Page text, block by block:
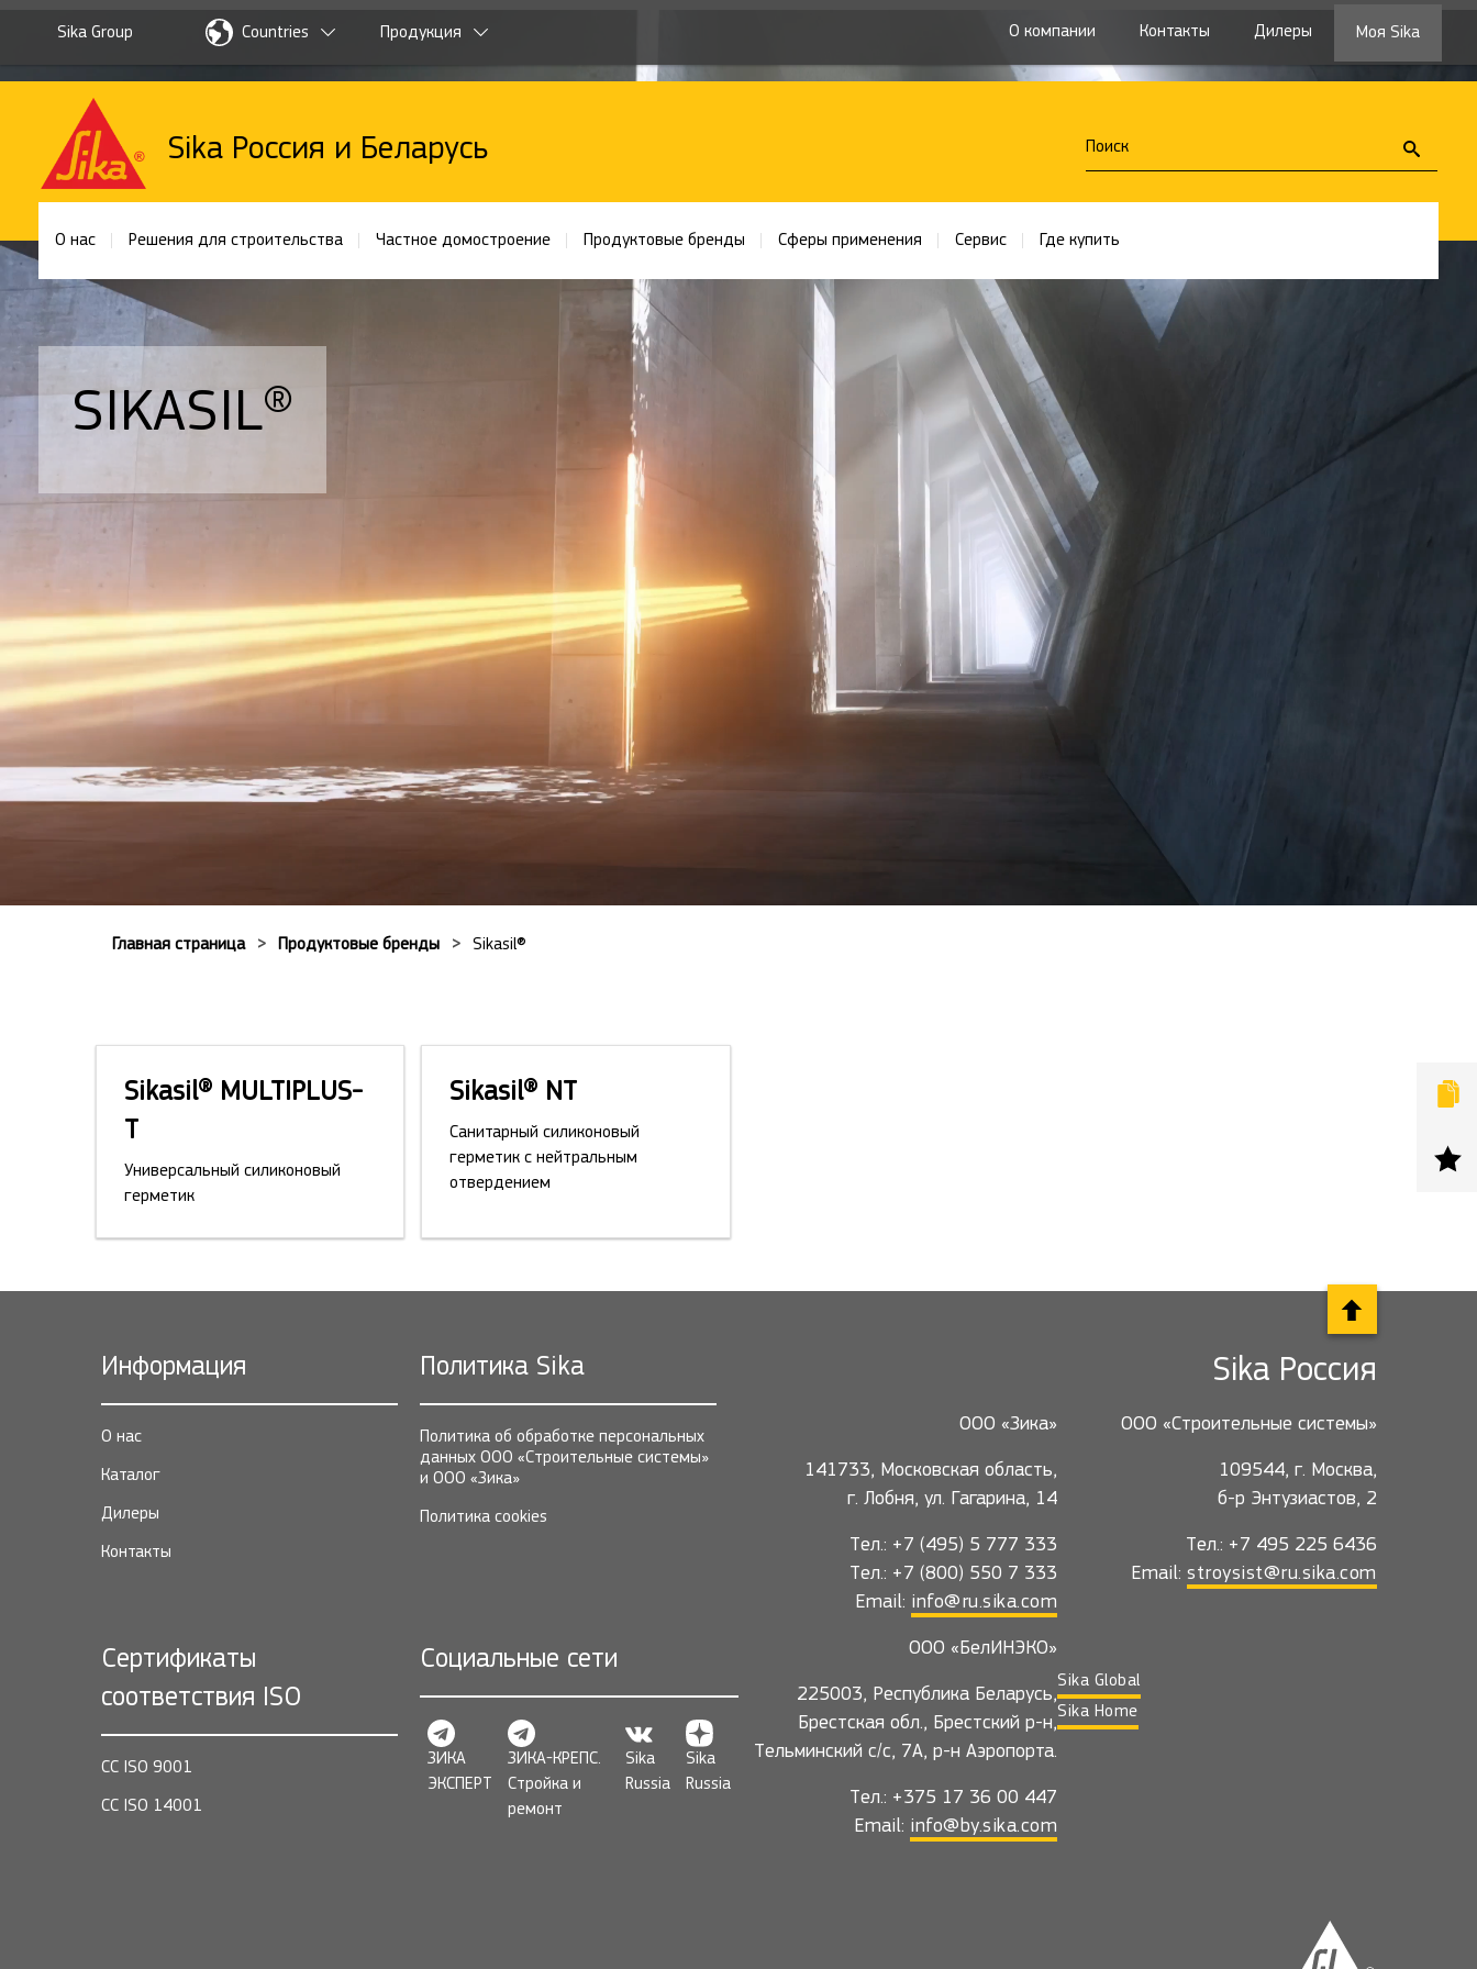
Sika Group Countries Продукция О компании Контакты Дилеры Моя Sika
Sika Россия и Беларусь
О нас Решения для строительства Частное домостроение Продуктовые бренды Сферы применения Сервис Где купить
SIKASIL®
Главная страница Продуктовые бренды Sikasil®
Sikasil® MULTIPLUS-
T
Универсальный силиконовый
герметик
Sikasil® NT
Санитарный силиконовый
герметик с нейтральным
отвердением
Информация
О нас
Каталог
Дилеры
Контакты
Политика Sika
Политика об обработке персональных
данных ООО «Строительные системы»
и ООО «Зика»
Политика cookies
Сертификаты
соответствия ISO
СС ISO 9001
СС ISO 14001
Социальные сети
ЗИКА
ЭКСПЕРТ
ЗИКА-КРЕПС.
Стройка и
ремонт
Sika
Russia
Sika
Russia
Sika Россия
ООО «Зика»
141733, Московская область,
г. Лобня, ул. Гагарина, 14
Тел.: +7 (495) 5 777 333
Тел.: +7 (800) 550 7 333
Email: info@ru.sika.com
ООО «Строительные системы»
109544, г. Москва,
б-р Энтузиастов, 2
Тел.: +7 495 225 6436
Email: stroysist@ru.sika.com
ООО «БелИНЭКО»
225003, Республика Беларусь,
Брестская обл., Брестский р-н,
Тельминский с/с, 7А, р-н Аэропорта.
Тел.: +375 17 36 00 447
Email: info@by.sika.com
Sika Global
Sika Home